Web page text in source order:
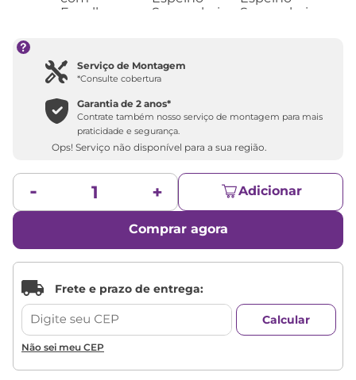
Serviço de Montagem
*Consulte cobertura
Garantia de 2 anos*
Contrate também nosso serviço de montagem para mais
praticidade e segurança.
Ops! Serviço não disponível para a sua região.
Adicionar
Comprar agora
Não sei meu CEP